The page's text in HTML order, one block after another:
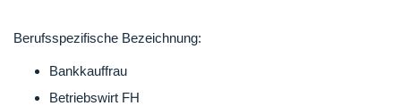
Berufsspezifische Bezeichnung:
Bankkauffrau
Betriebswirt FH